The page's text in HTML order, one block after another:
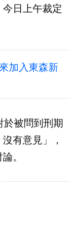
日上午裁定
加入東森新
被問到刑期
有意見」，
。